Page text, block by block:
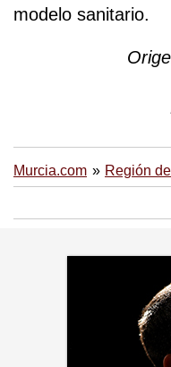
modelo sanitario.
Murcia.com Región